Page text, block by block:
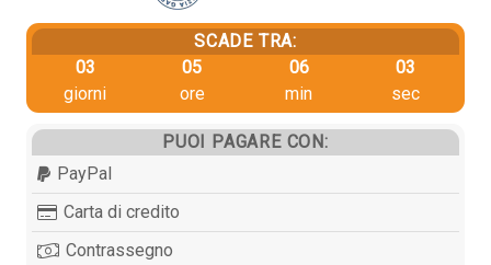
SCADE TRA:
03
giorni
05
ore
06
min
03
sec
PUOI PAGARE CON:
PayPal
Carta di credito
Contrassegno